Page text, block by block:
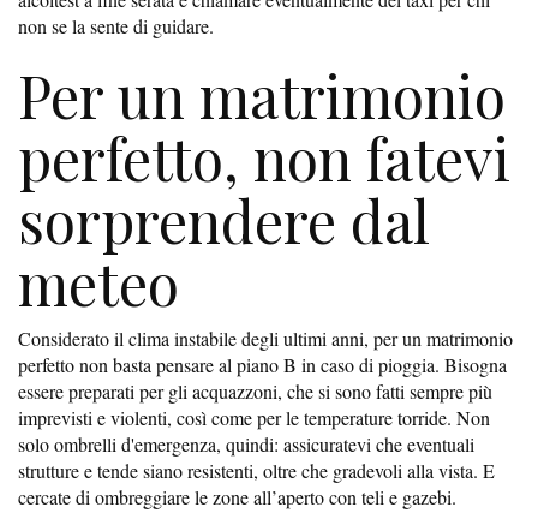
non se la sente di guidare.
Per un matrimonio
perfetto, non fatevi
sorprendere dal
meteo
Considerato il clima instabile degli ultimi anni, per un matrimonio
perfetto non basta pensare al piano B in caso di pioggia. Bisogna
essere preparati per gli acquazzoni, che si sono fatti sempre più
imprevisti e violenti, così come per le temperature torride. Non
solo ombrelli d'emergenza, quindi: assicuratevi che eventuali
strutture e tende siano resistenti, oltre che gradevoli alla vista. E
cercate di ombreggiare le zone all’aperto con teli e gazebi.